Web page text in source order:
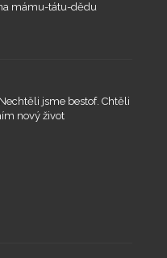
mámu-tátu-dědu
jsme bestof. Chtěli
nový život